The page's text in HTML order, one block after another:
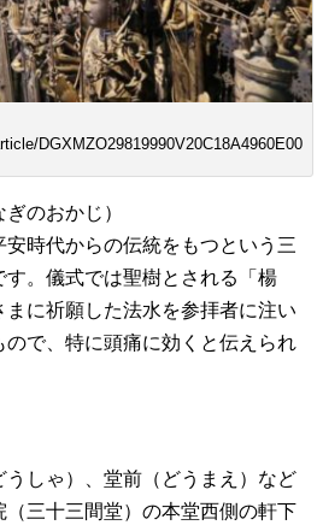
DGXMZO29819990V20C18A4960E00
ぎのおかじ）
時代からの伝統をもつという三
。儀式では聖樹とされる「楊
に祈願した法水を参拝者に注い
で、特に頭痛に効くと伝えられ
しゃ）、堂前（どうまえ）など
（三十三間堂）の本堂西側の軒下